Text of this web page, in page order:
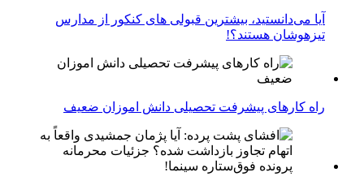
آیا می‌دانستید، بیشترین قبولی های کنکور از مدارس
تیزهوشان هستند؟!
راه کارهای پیشرفت تحصیلی دانش اموزان ضعیف